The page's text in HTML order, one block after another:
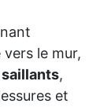
le mur,
,
et